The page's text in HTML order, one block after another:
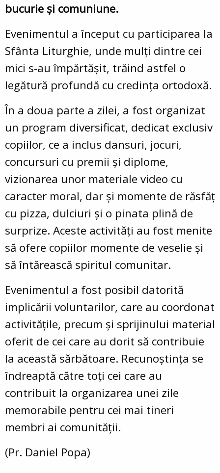
bucurie și comuniune.
Evenimentul a început cu participarea la
Sfânta Liturghie, unde mulți dintre cei
mici s-au împărtășit, trăind astfel o
legătură profundă cu credința ortodoxă.
În a doua parte a zilei, a fost organizat
un program diversificat, dedicat exclusiv
copiilor, ce a inclus dansuri, jocuri,
concursuri cu premii și diplome,
vizionarea unor materiale video cu
caracter moral, dar și momente de răsfăț
cu pizza, dulciuri și o pinata plină de
surprize. Aceste activități au fost menite
să ofere copiilor momente de veselie și
să întărească spiritul comunitar.
Evenimentul a fost posibil datorită
implicării voluntarilor, care au coordonat
activitățile, precum și sprijinului material
oferit de cei care au dorit să contribuie
la această sărbătoare. Recunoștința se
îndreaptă către toți cei care au
contribuit la organizarea unei zile
memorabile pentru cei mai tineri
membri ai comunității.
(Pr. Daniel Popa)